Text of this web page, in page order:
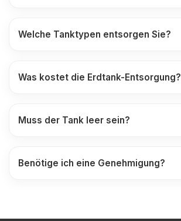
Welche Tanktypen entsorgen Sie?
Was kostet die Erdtank-Entsorgung?
Muss der Tank leer sein?
Benötige ich eine Genehmigung?